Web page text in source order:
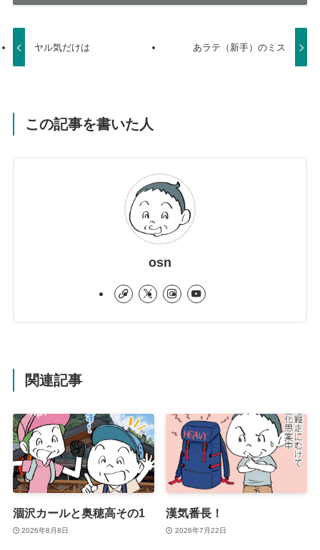
ヤル気だけは あラテ（新手）のミス
この記事を書いた人
osn
関連記事
涸沢カールと奥穂高その1
2026年8月8日
漢気番長！
2026年7月22日